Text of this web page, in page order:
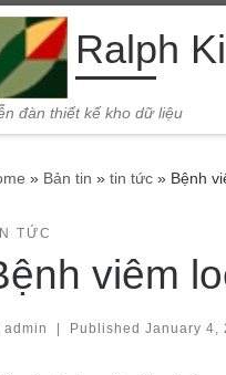
Ralph
đàn thiết kế kho dữ liệu
» Bản tin » tin tức » Bệnh
TỨC
viêm
admin Published January 4,